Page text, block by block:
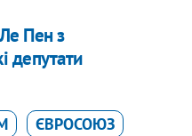
Пен з
депутати
ЄВРОСОЮЗ